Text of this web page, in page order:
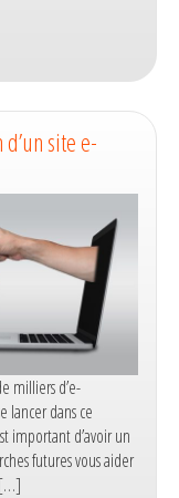
site e-
milliers d’e-
lancer dans ce
important d’avoir un
futures vous aider
[…]